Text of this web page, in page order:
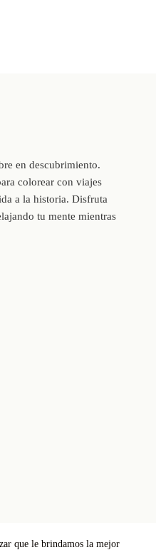
que le brindamos la mejor
en descubrimiento.
colorear con viajes
a la historia. Disfruta
tu mente mientras